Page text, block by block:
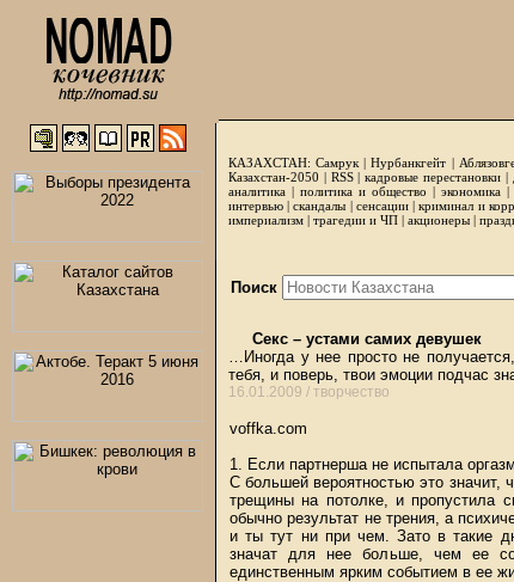
КАЗАХСТАН: Самрук |Нурбанкгейт |
Казахстан-2050 | RSS|кадровые перестановки|
аналитика | политика и общество | экономика |
интервью |скандалы | сенсации|криминал и
империализм | трагедии и ЧП | акционеры |
Поиск
Секс – устами самих девушек
…Иногда у нее просто не
тебя, и поверь, твои эмоции подчас
16.01.2009 / творчество
voffka.com
1. Если партнерша не испытала
С большей вероятностью это значит,
трещины на потолке, и пропустила
обычно результат не трения, а
и ты тут ни при чем. Зато в такие
значат для нее больше, чем ее
единственным ярким событием в ее